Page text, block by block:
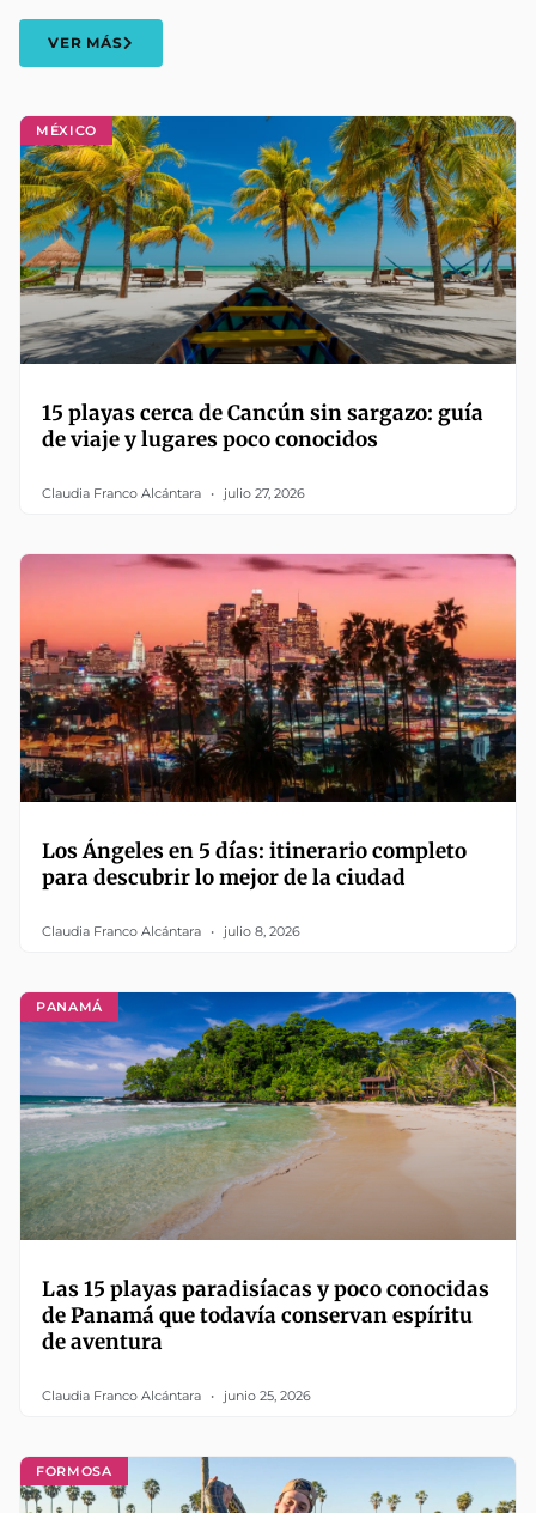
MÉXICO
15 playas cerca de Cancún sin sargazo: guía
de viaje y lugares poco conocidos
Claudia Franco Alcántara julio 27, 2026
Los Ángeles en 5 días: itinerario completo
para descubrir lo mejor de la ciudad
Claudia Franco Alcántara julio 8, 2026
PANAMÁ
Las 15 playas paradisíacas y poco conocidas
de Panamá que todavía conservan espíritu
de aventura
Claudia Franco Alcántara junio 25, 2026
VER MÁS
FORMOSA